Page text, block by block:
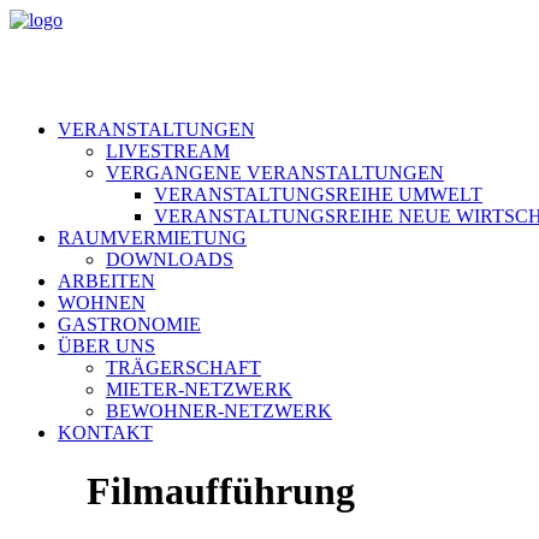
VERANSTALTUNGEN
LIVESTREAM
VERGANGENE VERANSTALTUNGEN
VERANSTALTUNGSREIHE UMWELT
VERANSTALTUNGSREIHE NEUE
RAUMVERMIETUNG
DOWNLOADS
ARBEITEN
WOHNEN
GASTRONOMIE
ÜBER UNS
TRÄGERSCHAFT
MIETER-NETZWERK
BEWOHNER-NETZWERK
KONTAKT
Filmaufführung